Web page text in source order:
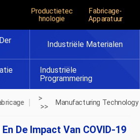
Productietec
Hnologie
Fabricage-
Apparatuur
Industriële Materialen
Industriële
Programmering
>
>>
Manufacturing Technology
De Impact Van COVID-19